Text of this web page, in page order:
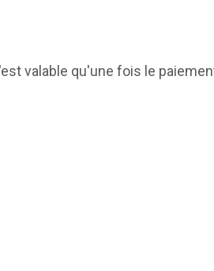
valable qu'une fois le